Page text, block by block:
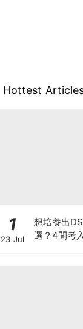
Hottest
1
23 Jul
想培養出
選？4間考